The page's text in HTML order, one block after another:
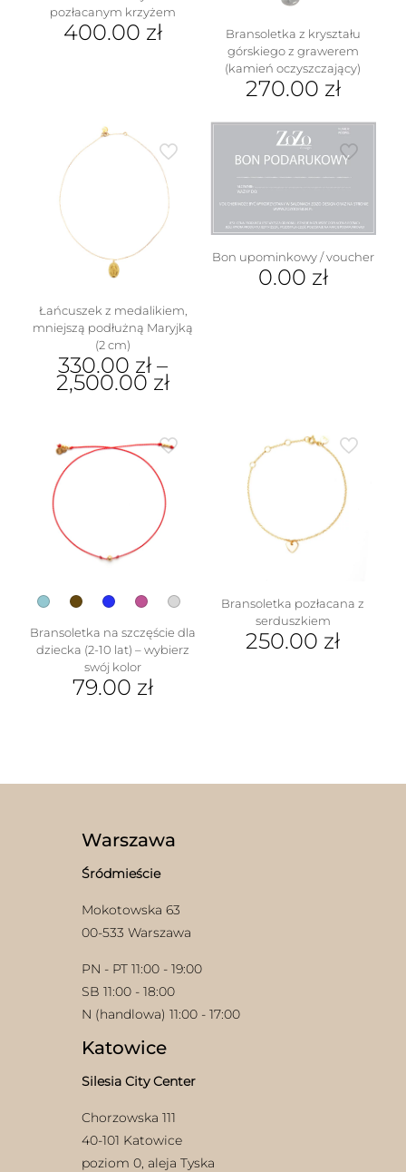
pozłacanym krzyżem
400.00 zł
Bransoletka z kryształu
górskiego z grawerem
(kamień oczyszczający)
270.00 zł
Łańcuszek z medalikiem,
mniejszą podłużną Maryjką
(2 cm)
330.00 zł –
2,500.00 zł
wiele
wariantów.
stronie
Bon upominkowy / voucher
0.00 zł
Bransoletka na szczęście dla
dziecka (2-10 lat) – wybierz
swój kolor
79.00 zł
na
produktu
Bransoletka pozłacana z
serduszkiem
250.00 zł
Warszawa
Śródmieście
Mokotowska 63
00-533 Warszawa
PN - PT 11:00 - 19:00
SB 11:00 - 18:00
N (handlowa) 11:00 - 17:00
Katowice
Silesia City Center
Chorzowska 111
40-101 Katowice
poziom 0, aleja Tyska